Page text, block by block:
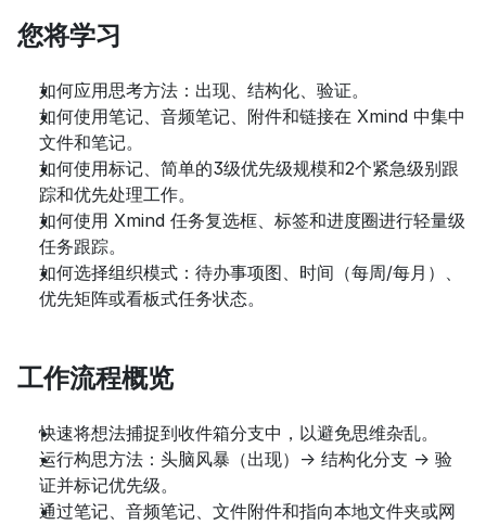
您将学习
如何应用思考方法：出现、结构化、验证。
如何使用笔记、音频笔记、附件和链接在 Xmind 中集中
文件和笔记。
如何使用标记、简单的3级优先级规模和2个紧急级别跟
踪和优先处理工作。
如何使用 Xmind 任务复选框、标签和进度圈进行轻量级
任务跟踪。
如何选择组织模式：待办事项图、时间（每周/每月）、
优先矩阵或看板式任务状态。
工作流程概览
快速将想法捕捉到收件箱分支中，以避免思维杂乱。
运行构思方法：头脑风暴（出现）-> 结构化分支 -> 验
证并标记优先级。
通过笔记、音频笔记、文件附件和指向本地文件夹或网